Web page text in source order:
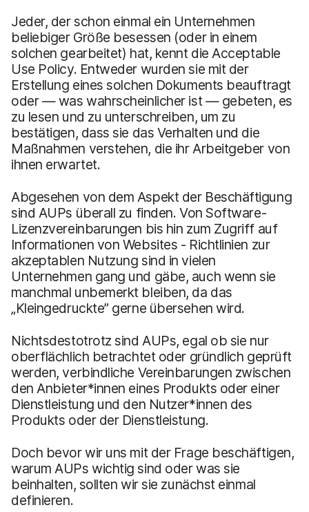
Jeder, der schon einmal ein Unternehmen
beliebiger Größe besessen (oder in einem
solchen gearbeitet) hat, kennt die Acceptable
Use Policy. Entweder wurden sie mit der
Erstellung eines solchen Dokuments beauftragt
oder — was wahrscheinlicher ist — gebeten, es
zu lesen und zu unterschreiben, um zu
bestätigen, dass sie das Verhalten und die
Maßnahmen verstehen, die ihr Arbeitgeber von
ihnen erwartet.
Abgesehen von dem Aspekt der Beschäftigung
sind AUPs überall zu finden. Von Software-
Lizenzvereinbarungen bis hin zum Zugriff auf
Informationen von Websites - Richtlinien zur
akzeptablen Nutzung sind in vielen
Unternehmen gang und gäbe, auch wenn sie
manchmal unbemerkt bleiben, da das
„Kleingedruckte” gerne übersehen wird.
Nichtsdestotrotz sind AUPs, egal ob sie nur
oberflächlich betrachtet oder gründlich geprüft
werden, verbindliche Vereinbarungen zwischen
den Anbieter*innen eines Produkts oder einer
Dienstleistung und den Nutzer*innen des
Produkts oder der Dienstleistung.
Doch bevor wir uns mit der Frage beschäftigen,
warum AUPs wichtig sind oder was sie
beinhalten, sollten wir sie zunächst einmal
definieren.